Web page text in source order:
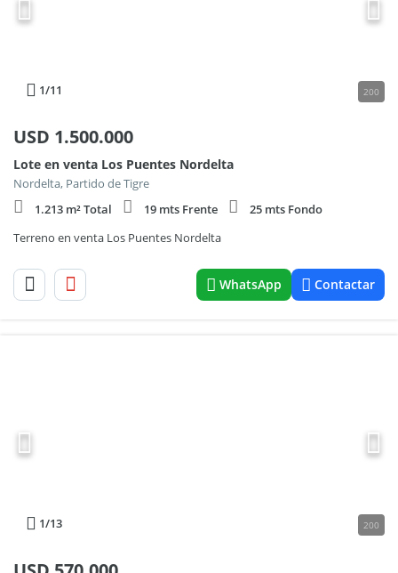
1/11 200
USD 1.500.000
Lote en venta Los Puentes Nordelta
Nordelta, Partido de Tigre
1.213 m² Total
19 mts Frente
25 mts Fondo
Terreno en venta Los Puentes Nordelta
WhatsApp Contactar
1/13 200